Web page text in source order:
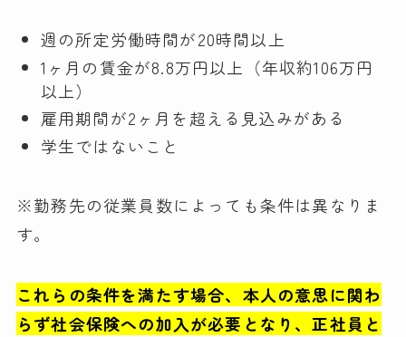
週の所定労働時間が20時間以上
1ヶ月の賃金が8.8万円以上（年収約106万円
以上）
雇用期間が2ヶ月を超える見込みがある
学生ではないこと
※勤務先の従業員数によっても条件は異なりま
す。
これらの条件を満たす場合、本人の意思に関わ
らず社会保険への加入が必要となり、正社員と